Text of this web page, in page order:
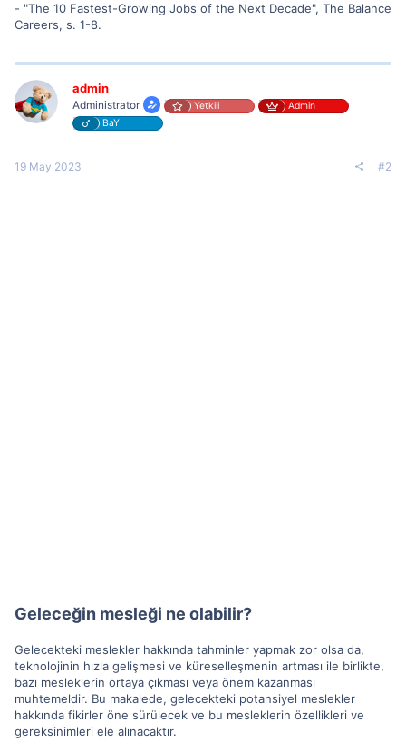
- "The 10 Fastest-Growing Jobs of the Next Decade", The Balance
Careers, s. 1-8.
admin
Administrator Yetkili
Admin
BaY
19 May 2023 #2
Geleceğin mesleği ne olabilir?
Gelecekteki meslekler hakkında tahminler yapmak zor olsa da,
teknolojinin hızla gelişmesi ve küreselleşmenin artması ile birlikte,
bazı mesleklerin ortaya çıkması veya önem kazanması
muhtemeldir. Bu makalede, gelecekteki potansiyel meslekler
hakkında fikirler öne sürülecek ve bu mesleklerin özellikleri ve
gereksinimleri ele alınacaktır.